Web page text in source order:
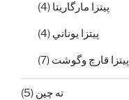
پيتزا مارگاريتا (4)
پيتزا يوناني (4)
‌پیتزا قارچ و‌گوشت (7)
ته چين (5)